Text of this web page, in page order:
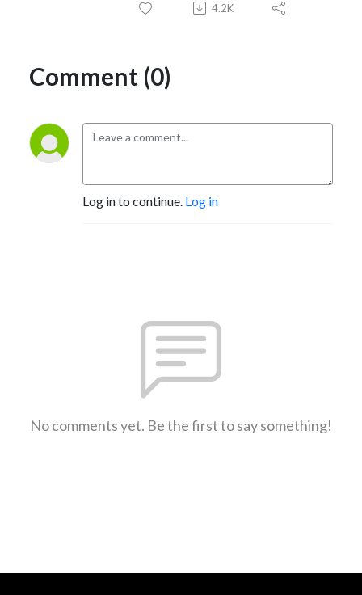
4.2K
Comment (0)
Log in to continue. Log in
No comments yet. Be the first to say something!